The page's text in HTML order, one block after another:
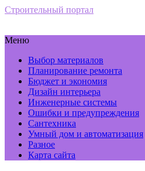
Строительный портал
Меню
Выбор материалов
Планирование ремонта
Бюджет и экономия
Дизайн интерьера
Инженерные системы
Ошибки и предупреждения
Сантехника
Умный дом и автоматизация
Разное
Карта сайта